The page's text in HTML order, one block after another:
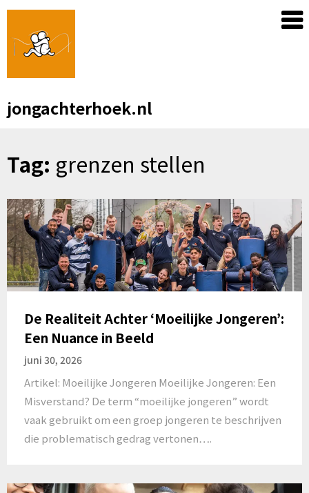
Skip
content
jongachterhoek.nl
Tag: grenzen stellen
De Realiteit Achter ‘Moeilijke Jongeren’:
Een Nuance in Beeld
juni 30, 2026
Artikel: Moeilijke Jongeren Moeilijke Jongeren: Een
Misverstand? De term “moeilijke jongeren” wordt
vaak gebruikt om een groep jongeren te beschrijven
die problematisch gedrag vertonen….